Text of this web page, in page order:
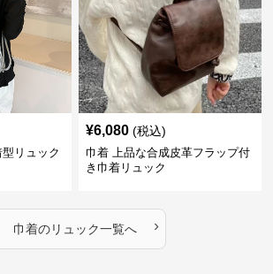
リュック
¥6,080 (税込)
巾着 上品な合成皮革フラップ付
き巾着リュック
巾着のリュック一覧へ ›